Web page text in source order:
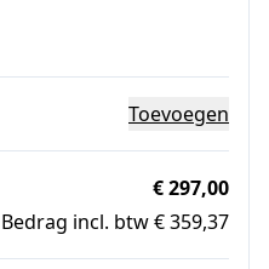
Toevoegen
€ 297,00
Bedrag incl. btw € 359,37